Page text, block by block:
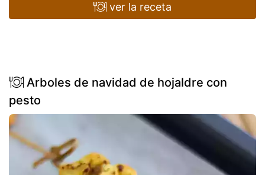
ver la receta
Arboles de navidad de hojaldre con
pesto